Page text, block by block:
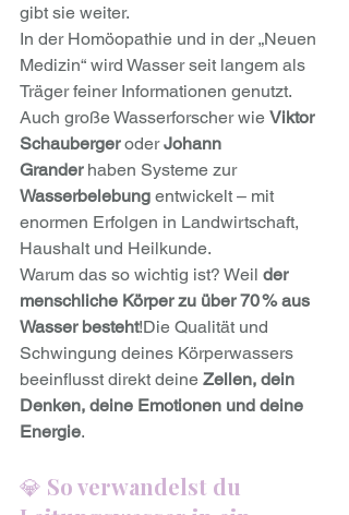
gibt sie weiter.
In der Homöopathie und in der „Neuen
Medizin“ wird Wasser seit langem als
Träger feiner Informationen genutzt.
Auch große Wasserforscher wie Viktor
Schauberger oder Johann
Grander haben Systeme zur
Wasserbelebung entwickelt – mit
enormen Erfolgen in Landwirtschaft,
Haushalt und Heilkunde.
Warum das so wichtig ist? Weil der
menschliche Körper zu über 70 % aus
Wasser besteht!Die Qualität und
Schwingung deines Körperwassers
beeinflusst direkt deine Zellen, dein
Denken, deine Emotionen und deine
Energie.
💎 So verwandelst du